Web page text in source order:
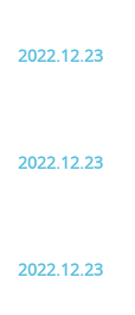
2022.12.23
2022.12.23
2022.12.23